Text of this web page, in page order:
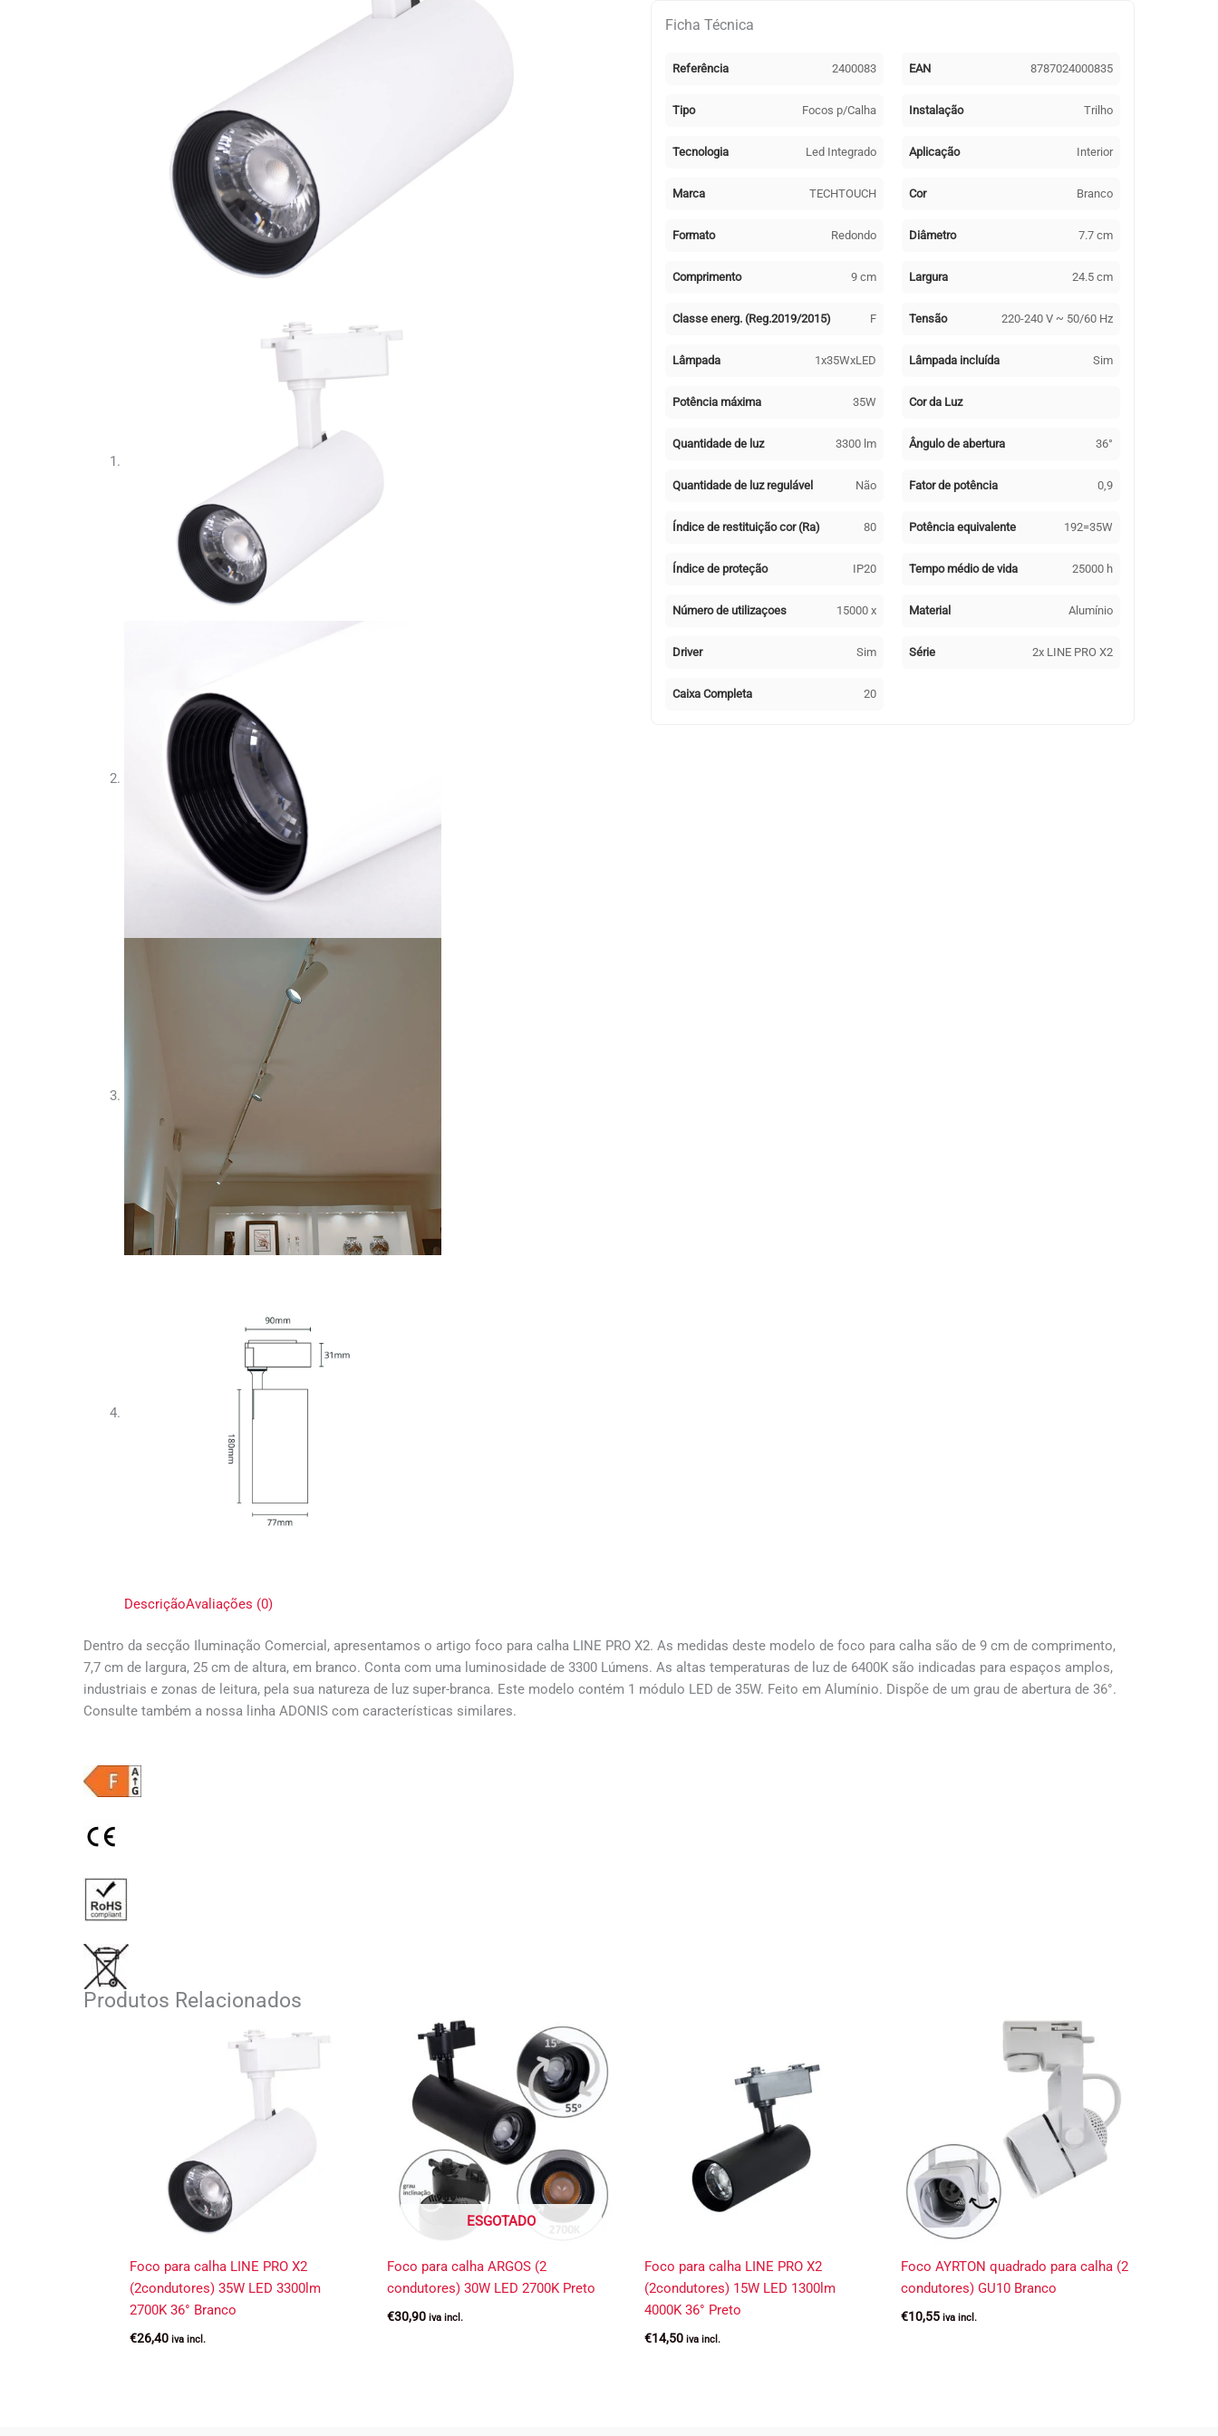
LINE
35W
3300lm
Ficha Técnica
Referência 2400083 EAN 8787024000835
Tipo Focos p/Calha Instalação Trilho
Tecnologia Led Integrado Aplicação Interior
Marca TECHTOUCH Cor Branco
Formato Redondo Diâmetro 7.7 cm
Comprimento 9 cm Largura 24.5 cm
Classe energ. (Reg.2019/2015) F Tensão 220-240 V ~ 50/60 Hz
Lâmpada 1x35WxLED Lâmpada incluída Sim
Potência máxima 35W Cor da Luz
Quantidade de luz 3300 lm Ângulo de abertura 36°
Quantidade de luz regulável Não Fator de potência 0,9
Índice de restituição cor (Ra) 80 Potência equivalente 192=35W
Índice de proteção IP20 Tempo médio de vida 25000 h
Número de utilizaçoes 15000 x Material Alumínio
Driver Sim Série 2x LINE PRO X2
Caixa Completa 20
DescriçãoAvaliações (0)
Dentro da secção Iluminação Comercial, apresentamos o artigo foco para calha LINE PRO X2. As medidas deste modelo de foco para calha são de 9 cm de comprimento,
7,7 cm de largura, 25 cm de altura, em branco. Conta com uma luminosidade de 3300 Lúmens. As altas temperaturas de luz de 6400K são indicadas para espaços amplos,
industriais e zonas de leitura, pela sua natureza de luz super-branca. Este modelo contém 1 módulo LED de 35W. Feito em Alumínio. Dispõe de um grau de abertura de 36°.
Consulte também a nossa linha ADONIS com características similares.
Produtos Relacionados
Foco para calha LINE PRO X2
(2condutores) 35W LED 3300lm
2700K 36° Branco
€26,40 iva incl.
ESGOTADO
Foco para calha ARGOS (2
condutores) 30W LED 2700K Preto
€30,90 iva incl.
Foco para calha LINE PRO X2
(2condutores) 15W LED 1300lm
4000K 36° Preto
€14,50 iva incl.
Foco AYRTON quadrado para calha (2
condutores) GU10 Branco
€10,55 iva incl.